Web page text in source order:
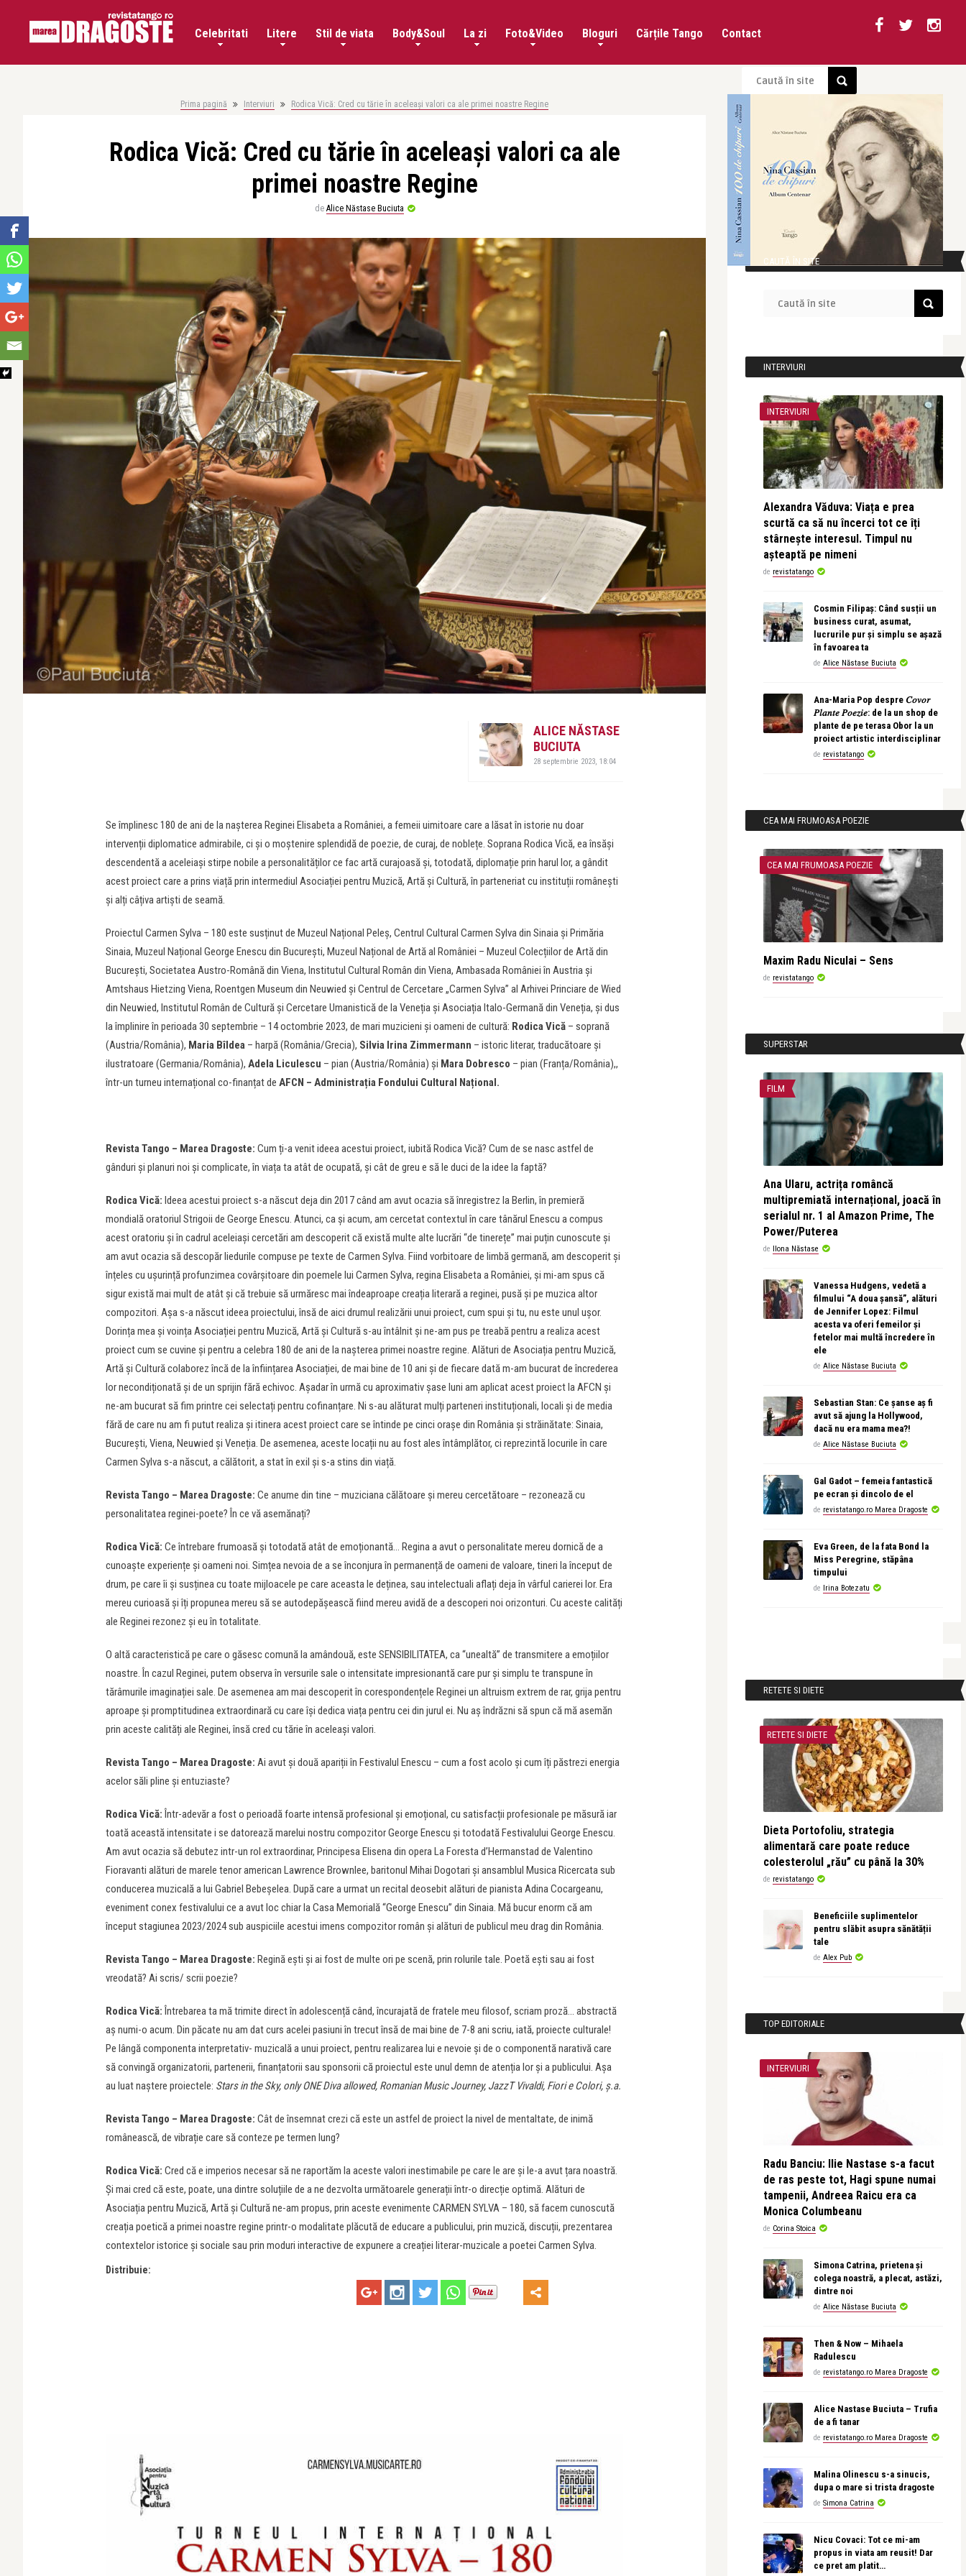
Celebritati Litere Stil de viata Body&Soul La zi Foto&Video Bloguri Cărțile Tango Contact
Prima pagină Interviuri Rodica Vică: Cred cu tărie în aceleași valori ca ale primei noastre Regine
Rodica Vică: Cred cu tărie în aceleași valori ca ale
primei noastre Regine
de Alice Năstase Buciuta
ALICE NĂSTASE
BUCIUTA
28 septembrie 2023, 18:04
Se împlinesc 180 de ani de la nașterea Reginei Elisabeta a României, a femeii uimitoare care a lăsat în istorie nu doar
intervenții diplomatice admirabile, ci și o moștenire splendidă de poezie, de curaj, de noblețe. Soprana Rodica Vică, ea însăși
descendentă a aceleiași stirpe nobile a personalităților ce fac artă curajoasă și, totodată, diplomație prin harul lor, a gândit
acest proiect care a prins viață prin intermediul Asociației pentru Muzică, Artă și Cultură, în parteneriat cu instituții românești
și alți câțiva artiști de seamă.
Proiectul Carmen Sylva – 180 este susținut de Muzeul Național Peleș, Centrul Cultural Carmen Sylva din Sinaia și Primăria
Sinaia, Muzeul Național George Enescu din București, Muzeul Național de Artă al României – Muzeul Colecțiilor de Artă din
București, Societatea Austro-Română din Viena, Institutul Cultural Român din Viena, Ambasada României în Austria și
Amtshaus Hietzing Viena, Roentgen Museum din Neuwied și Centrul de Cercetare „Carmen Sylva” al Arhivei Princiare de Wied
din Neuwied, Institutul Român de Cultură și Cercetare Umanistică de la Veneția și Asociația Italo-Germană din Veneția, și dus
la împlinire în perioada 30 septembrie – 14 octombrie 2023, de mari muzicieni și oameni de cultură: Rodica Vică – soprană
(Austria/România), Maria Bîldea – harpă (România/Grecia), Silvia Irina Zimmermann – istoric literar, traducătoare și
ilustratoare (Germania/România), Adela Liculescu – pian (Austria/România) și Mara Dobresco – pian (Franța/România),,
într-un turneu internațional co-finanțat de AFCN – Administrația Fondului Cultural Național.
Revista Tango – Marea Dragoste: Cum ți-a venit ideea acestui proiect, iubită Rodica Vică? Cum de se nasc astfel de
gânduri și planuri noi și complicate, în viața ta atât de ocupată, și cât de greu e să le duci de la idee la faptă?
Rodica Vică: Ideea acestui proiect s-a născut deja din 2017 când am avut ocazia să înregistrez la Berlin, în premieră
mondială oratoriul Strigoii de George Enescu. Atunci, ca și acum, am cercetat contextul în care tânărul Enescu a compus
acest oratoriu și în cadrul aceleiași cercetări am descoperit că există multe alte lucrări “de tinerețe” mai puțin cunoscute și
am avut ocazia să descopăr liedurile compuse pe texte de Carmen Sylva. Fiind vorbitoare de limbă germană, am descoperit și
înțeles cu ușurință profunzimea covârșitoare din poemele lui Carmen Sylva, regina Elisabeta a României, și mi-am spus că
sigur există mai mult de atât și că trebuie să urmăresc mai îndeaproape creația literară a reginei, pusă și pe muzica altor
compozitori. Așa s-a născut ideea proiectului, însă de aici drumul realizării unui proiect, cum spui și tu, nu este unul ușor.
Dorința mea și voința Asociației pentru Muzică, Artă și Cultură s-au întâlnit și ne-am pus pe treabă pentru a realiza acest
proiect cum se cuvine și pentru a celebra 180 de ani de la nașterea primei noastre regine. Alături de Asociația pentru Muzică,
Artă și Cultură colaborez încă de la înființarea Asociației, de mai bine de 10 ani și de fiecare dată m-am bucurat de încrederea
lor necondiționată și de un sprijin fără echivoc. Așadar în urmă cu aproximativ șase luni am aplicat acest proiect la AFCN și
ne-am bucurat să fim printre cei selectați pentru cofinanțare. Ni s-au alăturat mulți parteneri instituționali, locali și de media
fără de care nu am fi putut realiza și itinera acest proiect care se întinde pe cinci orașe din România și străinătate: Sinaia,
București, Viena, Neuwied și Veneția. De asemenea, aceste locații nu au fost ales întâmplător, ci reprezintă locurile în care
Carmen Sylva s-a născut, a călătorit, a stat în exil și s-a stins din viață.
Revista Tango – Marea Dragoste: Ce anume din tine – muziciana călătoare și mereu cercetătoare – rezonează cu
personalitatea reginei-poete? În ce vă asemănați?
Rodica Vică: Ce întrebare frumoasă și totodată atât de emoționantă… Regina a avut o personalitate mereu dornică de a
cunoaște experiențe și oameni noi. Simțea nevoia de a se înconjura în permanență de oameni de valoare, tineri la început de
drum, pe care îi și susținea cu toate mijloacele pe care aceasta le deținea, sau intelectuali aflați deja în vârful carierei lor. Era
mereu curioasă și îți propunea mereu să se autodepășească fiind mereu avidă de a descoperi noi orizonturi. Cu aceste calități
ale Reginei rezonez și eu în totalitate.
O altă caracteristică pe care o găsesc comună la amândouă, este SENSIBILITATEA, ca “unealtă” de transmitere a emoțiilor
noastre. În cazul Reginei, putem observa în versurile sale o intensitate impresionantă care pur și simplu te transpune în
tărâmurile imaginației sale. De asemenea am mai descoperit în corespondențele Reginei un altruism extrem de rar, grija pentru
aproape și promptitudinea extraordinară cu care își dedica viața pentru cei din jurul ei. Nu aș îndrăzni să spun că mă asemăn
prin aceste calități ale Reginei, însă cred cu tărie în aceleași valori.
Revista Tango – Marea Dragoste: Ai avut și două apariții în Festivalul Enescu – cum a fost acolo și cum îți păstrezi energia
acelor săli pline și entuziaste?
Rodica Vică:Într-adevăr a fost o perioadă foarte intensă profesional și emoțional, cu satisfacții profesionale pe măsură iar
toată această intensitate i se datorează marelui nostru compozitor George Enescu și totodată Festivalului George Enescu.
Am avut ocazia să debutez intr-un rol extraordinar, Principesa Elisena din opera La Foresta d’Hermanstad de Valentino
Fioravanti alături de marele tenor american Lawrence Brownlee, baritonul Mihai Dogotari și ansamblul Musica Ricercata sub
conducerea muzicală a lui Gabriel Bebeșelea. După care a urmat un recital deosebit alături de pianista Adina Cocargeanu,
eveniment conex festivalului ce a avut loc chiar la Casa Memorială “George Enescu” din Sinaia. Mă bucur enorm că am
început stagiunea 2023/2024 sub auspiciile acestui imens compozitor român și alături de publicul meu drag din România.
Revista Tango – Marea Dragoste: Regină ești și ai fost de multe ori pe scenă, prin rolurile tale. Poetă ești sau ai fost
vreodată? Ai scris/ scrii poezie?
Rodica Vică:Întrebarea ta mă trimite direct în adolescență când, încurajată de fratele meu filosof, scriam proză… abstractă
aș numi-o acum. Din păcate nu am dat curs acelei pasiuni în trecut însă de mai bine de 7-8 ani scriu, iată, proiecte culturale!
Pe lângă componenta interpretativ- muzicală a unui proiect, pentru realizarea lui e nevoie și de o componentă narativă care
să convingă organizatorii, partenerii, finanțatorii sau sponsorii că proiectul este unul demn de atenția lor și a publicului. Așa
au luat naștere proiectele: Stars in the Sky, only ONE Diva allowed, Romanian Music Journey, JazzT Vivaldi, Fiori e Colori, ș.a.
Revista Tango – Marea Dragoste: Cât de însemnat crezi că este un astfel de proiect la nivel de mentaltate, de inimă
românească, de vibrație care să conteze pe termen lung?
Rodica Vică: Cred că e imperios necesar să ne raportăm la aceste valori inestimabile pe care le are și le-a avut țara noastră.
Și mai cred că este, poate, una dintre soluțiile de a ne dezvolta următoarele generații într-o direcție optimă. Alături de
Asociația pentru Muzică, Artă și Cultură ne-am propus, prin aceste evenimente CARMEN SYLVA – 180, să facem cunoscută
creația poetică a primei noastre regine printr-o modalitate plăcută de educare a publicului, prin muzică, discuții, prezentarea
contextelor istorice și sociale sau prin moduri interactive de expunere a creației literar-muzicale a poetei Carmen Sylva.
Distribuie:
CAUTĂ ÎN SITE
INTERVIURI
INTERVIURI
Alexandra Văduva: Viața e prea
scurtă ca să nu încerci tot ce îți
stârnește interesul. Timpul nu
așteaptă pe nimeni
de revistatango
Cosmin Filipaș: Când susții un
business curat, asumat,
lucrurile pur și simplu se așază
în favoarea ta
de Alice Năstase Buciuta
Ana-Maria Pop despre 𝐶𝑜𝑣𝑜𝑟
𝑃𝑙𝑎𝑛𝑡𝑒 𝑃𝑜𝑒𝑧𝑖𝑒: de la un shop de
plante de pe terasa Obor la un
proiect artistic interdisciplinar
de revistatango
CEA MAI FRUMOASA POEZIE
CEA MAI FRUMOASA POEZIE
Maxim Radu Niculai – Sens
de revistatango
SUPERSTAR
FILM
Ana Ularu, actrița româncă
multipremiată internațional, joacă în
serialul nr. 1 al Amazon Prime, The
Power/Puterea
de Ilona Năstase
Vanessa Hudgens, vedetă a
filmului “A doua șansă”, alături
de Jennifer Lopez: Filmul
acesta va oferi femeilor și
fetelor mai multă încredere în
ele
de Alice Năstase Buciuta
Sebastian Stan: Ce șanse aș fi
avut să ajung la Hollywood,
dacă nu era mama mea?!
de Alice Năstase Buciuta
Gal Gadot – femeia fantastică
pe ecran și dincolo de el
de revistatango.ro Marea Dragoste
Eva Green, de la fata Bond la
Miss Peregrine, stăpâna
timpului
de Irina Botezatu
RETETE SI DIETE
RETETE SI DIETE
Dieta Portofoliu, strategia
alimentară care poate reduce
colesterolul „rău” cu până la 30%
de revistatango
Beneficiile suplimentelor
pentru slăbit asupra sănătății
tale
de Alex Pub
TOP EDITORIALE
INTERVIURI
Radu Banciu: Ilie Nastase s-a facut
de ras peste tot, Hagi spune numai
tampenii, Andreea Raicu era ca
Monica Columbeanu
de Corina Stoica
Simona Catrina, prietena și
colega noastră, a plecat, astăzi,
dintre noi
de Alice Năstase Buciuta
Then & Now – Mihaela
Radulescu
de revistatango.ro Marea Dragoste
Alice Nastase Buciuta – Trufia
de a fi tanar
de revistatango.ro Marea Dragoste
Malina Olinescu s-a sinucis,
dupa o mare si trista dragoste
de Simona Catrina
Nicu Covaci: Tot ce mi-am
propus in viata am reusit! Dar
ce pret am platit…